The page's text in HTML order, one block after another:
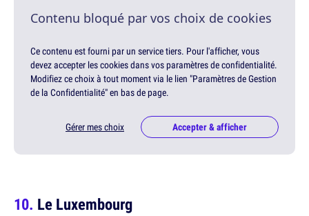
Contenu bloqué par vos choix de cookies
Ce contenu est fourni par un service tiers. Pour l'afficher, vous
devez accepter les cookies dans vos paramètres de confidentialité.
Modifiez ce choix à tout moment via le lien "Paramètres de Gestion
de la Confidentialité" en bas de page.
Gérer mes choix Accepter & afficher
Le Luxembourg